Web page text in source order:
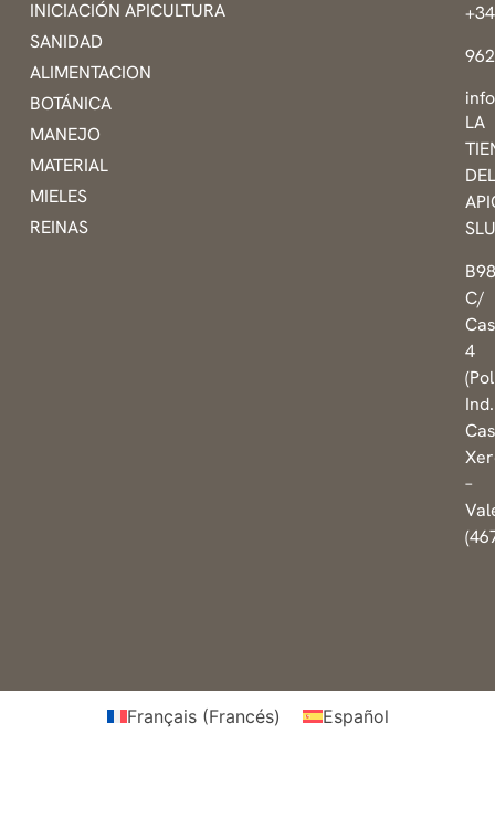
INICIACIÓN APICULTURA
SANIDAD
ALIMENTACION
BOTÁNICA
MANEJO
MATERIAL
MIELES
REINAS
LA
C/
4
Ind.
–
Français(Francés) Español